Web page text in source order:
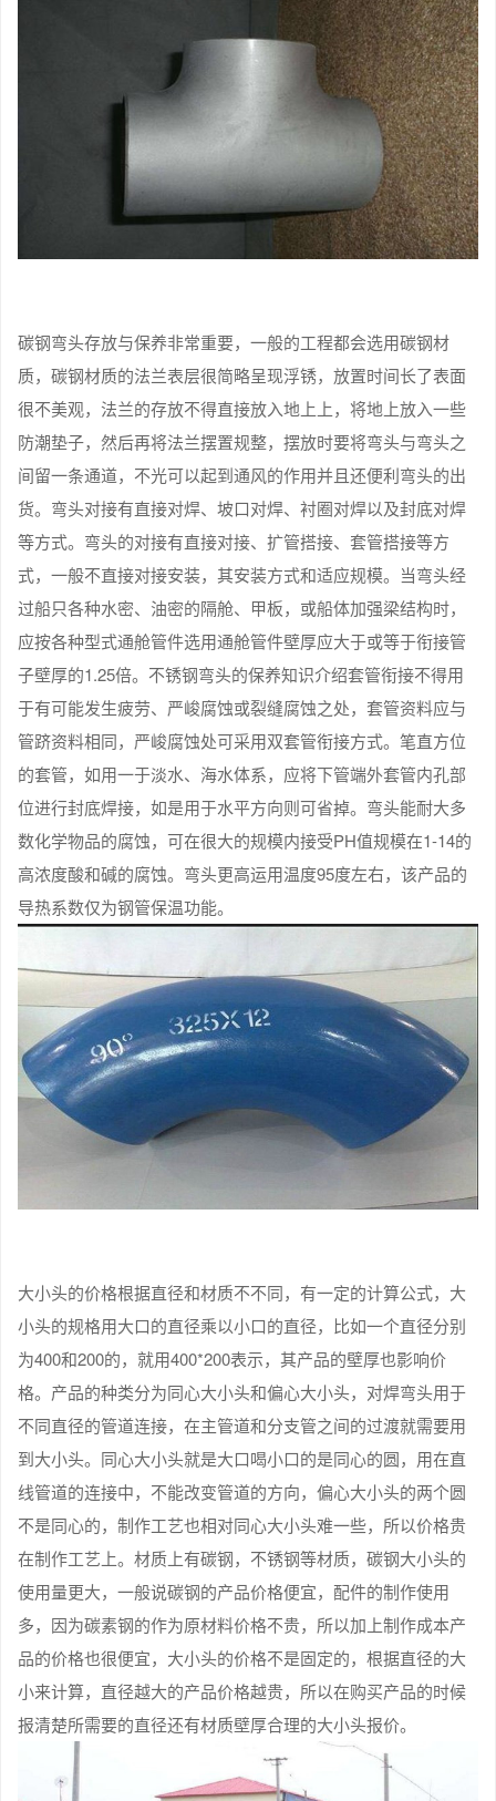
碳钢弯头存放与保养非常重要，一般的工程都会选用碳钢材
质，碳钢材质的法兰表层很简略呈现浮锈，放置时间长了表面
很不美观，法兰的存放不得直接放入地上上，将地上放入一些
防潮垫子，然后再将法兰摆置规整，摆放时要将弯头与弯头之
间留一条通道，不光可以起到通风的作用并且还便利弯头的出
货。弯头对接有直接对焊、坡口对焊、衬圈对焊以及封底对焊
等方式。弯头的对接有直接对接、扩管搭接、套管搭接等方
式，一般不直接对接安装，其安装方式和适应规模。当弯头经
过船只各种水密、油密的隔舱、甲板，或船体加强梁结构时，
应按各种型式通舱管件选用通舱管件壁厚应大于或等于衔接管
子壁厚的1.25倍。不锈钢弯头的保养知识介绍套管衔接不得用
于有可能发生疲劳、严峻腐蚀或裂缝腐蚀之处，套管资料应与
管跻资料相同，严峻腐蚀处可采用双套管衔接方式。笔直方位
的套管，如用一于淡水、海水体系，应将下管端外套管内孔部
位进行封底焊接，如是用于水平方向则可省掉。弯头能耐大多
数化学物品的腐蚀，可在很大的规模内接受PH值规模在1-14的
高浓度酸和碱的腐蚀。弯头更高运用温度95度左右，该产品的
导热系数仅为钢管保温功能。
大小头的价格根据直径和材质不不同，有一定的计算公式，大
小头的规格用大口的直径乘以小口的直径，比如一个直径分别
为400和200的，就用400*200表示，其产品的壁厚也影响价
格。产品的种类分为同心大小头和偏心大小头，对焊弯头用于
不同直径的管道连接，在主管道和分支管之间的过渡就需要用
到大小头。同心大小头就是大口喝小口的是同心的圆，用在直
线管道的连接中，不能改变管道的方向，偏心大小头的两个圆
不是同心的，制作工艺也相对同心大小头难一些，所以价格贵
在制作工艺上。材质上有碳钢，不锈钢等材质，碳钢大小头的
使用量更大，一般说碳钢的产品价格便宜，配件的制作使用
多，因为碳素钢的作为原材料价格不贵，所以加上制作成本产
品的价格也很便宜，大小头的价格不是固定的，根据直径的大
小来计算，直径越大的产品价格越贵，所以在购买产品的时候
报清楚所需要的直径还有材质壁厚合理的大小头报价。